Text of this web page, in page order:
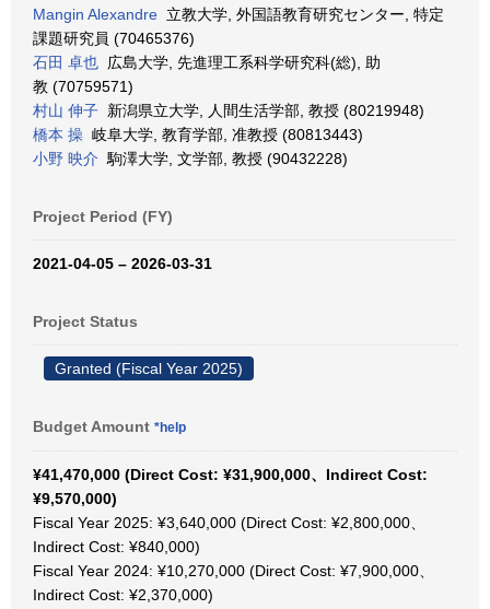
Mangin Alexandre 立教大学, 外国語教育研究センター, 特定
課題研究員 (70465376)
石田 卓也 広島大学, 先進理工系科学研究科(総), 助
教 (70759571)
村山 伸子 新潟県立大学, 人間生活学部, 教授 (80219948)
橋本 操 岐阜大学, 教育学部, 准教授 (80813443)
小野 映介 駒澤大学, 文学部, 教授 (90432228)
Project Period (FY)
2021-04-05 – 2026-03-31
Project Status
Granted (Fiscal Year 2025)
Budget Amount *help
¥41,470,000 (Direct Cost: ¥31,900,000、Indirect Cost:
¥9,570,000)
Fiscal Year 2025: ¥3,640,000 (Direct Cost: ¥2,800,000、
Indirect Cost: ¥840,000)
Fiscal Year 2024: ¥10,270,000 (Direct Cost: ¥7,900,000、
Indirect Cost: ¥2,370,000)